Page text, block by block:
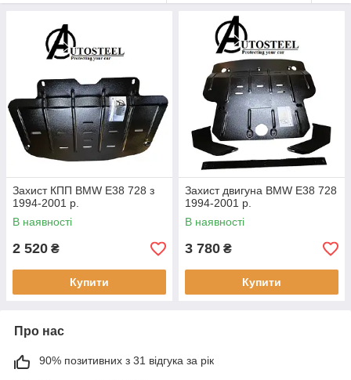
Захист КПП BMW E38 728 з
1994-2001 р.
В наявності
2 520 ₴
Купити
Захист двигуна BMW E38 728
1994-2001 р.
В наявності
3 780 ₴
Купити
Про нас
90% позитивних з 31 відгука за рік